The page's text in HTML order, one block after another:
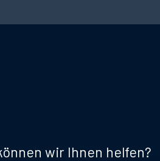
anzeigen
wir Ihnen helfen?